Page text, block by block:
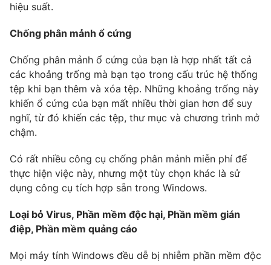
® Cấm sao chép dưới mọi hình thức nếu không có sự chấp
thông tin từ website này.
hiệu suất.
Chống phân mảnh ổ cứng
Chống phân mảnh ổ cứng của bạn là hợp nhất tất cả
các khoảng trống mà bạn tạo trong cấu trúc hệ thống
tệp khi bạn thêm và xóa tệp. Những khoảng trống này
khiến ổ cứng của bạn mất nhiều thời gian hơn để suy
nghĩ, từ đó khiến các tệp, thư mục và chương trình mở
chậm.
Có rất nhiều công cụ chống phân mảnh miễn phí để
thực hiện việc này, nhưng một tùy chọn khác là sử
dụng công cụ tích hợp sẵn trong Windows.
Loại bỏ Virus, Phần mềm độc hại, Phần mềm gián
điệp, Phần mềm quảng cáo
Mọi máy tính Windows đều dễ bị nhiễm phần mềm độc